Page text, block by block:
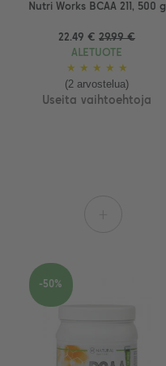
Nutri Works BCAA 211, 500 g
22.49 € 29.99 €
ALETUOTE
★ ★ ★ ★ ★
(2 arvostelua)
Useita vaihtoehtoja
-50%